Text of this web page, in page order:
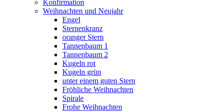
Konfirmation
Weihnachten und Neujahr
Engel
Sternenkranz
oranger Stern
Tannenbaum 1
Tannenbaum 2
Kugeln rot
Kugeln grün
unter einem guten Stern
Fröhliche Weihnachten
Spirale
Frohe Weihnachten